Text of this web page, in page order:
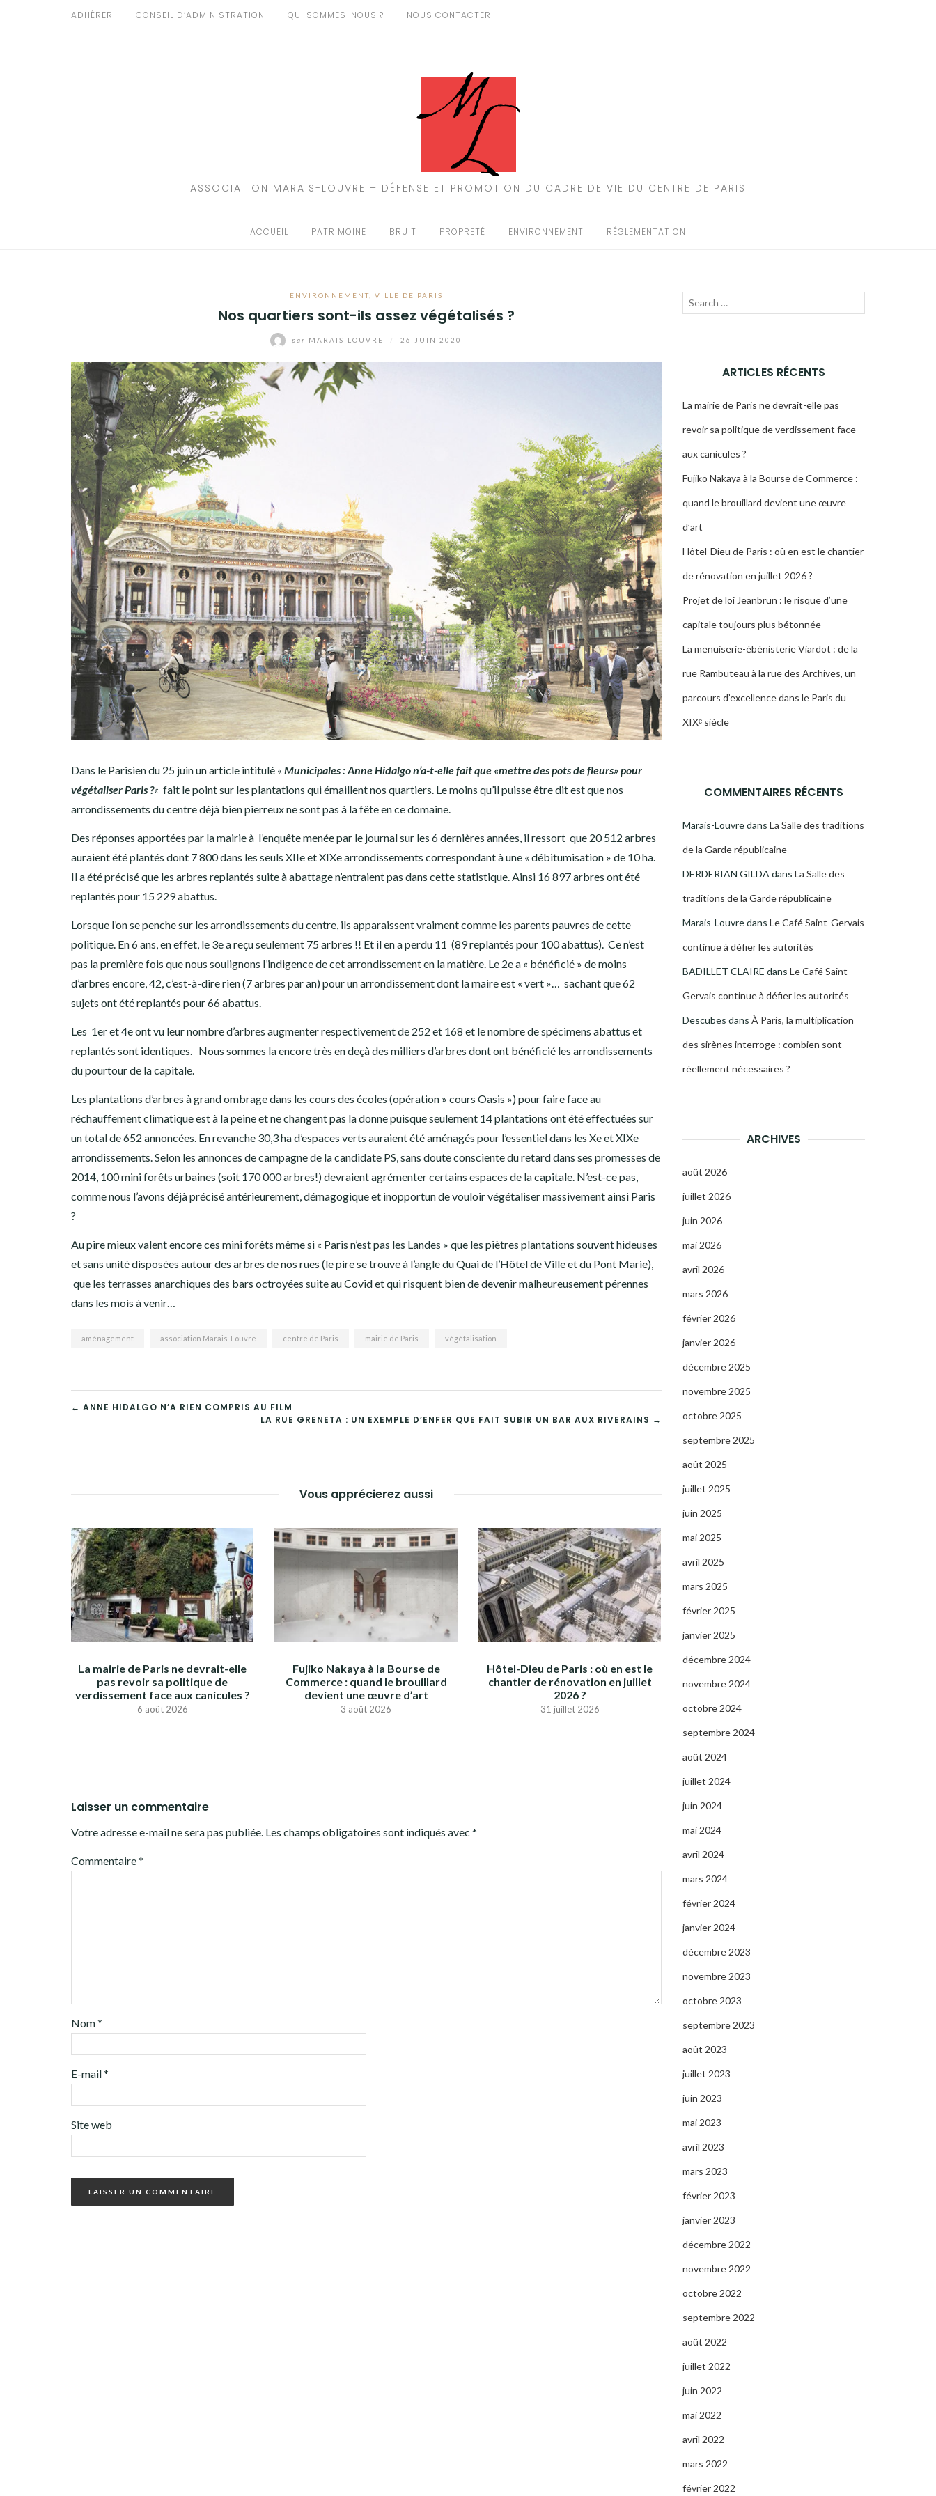
ADHÉRER CONSEIL D’ADMINISTRATION QUI SOMMES-NOUS ? NOUS CONTACTER
ASSOCIATION MARAIS-LOUVRE – DÉFENSE ET PROMOTION DU CADRE DE VIE DU CENTRE DE PARIS
ACCUEIL PATRIMOINE BRUIT PROPRETÉ ENVIRONNEMENT RÉGLEMENTATION
ENVIRONNEMENT, VILLE DE PARIS
Nos quartiers sont-ils assez végétalisés ?
par MARAIS-LOUVRE 26 JUIN 2020
Dans le Parisien du 25 juin un article intitulé « Municipales : Anne Hidalgo n’a-t-elle fait que «mettre des pots de fleurs» pour
végétaliser Paris ?« fait le point sur les plantations qui émaillent nos quartiers. Le moins qu’il puisse être dit est que nos
arrondissements du centre déjà bien pierreux ne sont pas à la fête en ce domaine.
Des réponses apportées par la mairie à l’enquête menée par le journal sur les 6 dernières années, il ressort que 20 512 arbres
auraient été plantés dont 7 800 dans les seuls XIIe et XIXe arrondissements correspondant à une « débitumisation » de 10 ha.
Il a été précisé que les arbres replantés suite à abattage n’entraient pas dans cette statistique. Ainsi 16 897 arbres ont été
replantés pour 15 229 abattus.
Lorsque l’on se penche sur les arrondissements du centre, ils apparaissent vraiment comme les parents pauvres de cette
politique. En 6 ans, en effet, le 3e a reçu seulement 75 arbres !! Et il en a perdu 11 (89 replantés pour 100 abattus). Ce n’est
pas la première fois que nous soulignons l’indigence de cet arrondissement en la matière. Le 2e a « bénéficié » de moins
d’arbres encore, 42, c’est-à-dire rien (7 arbres par an) pour un arrondissement dont la maire est « vert »… sachant que 62
sujets ont été replantés pour 66 abattus.
Les 1er et 4e ont vu leur nombre d’arbres augmenter respectivement de 252 et 168 et le nombre de spécimens abattus et
replantés sont identiques. Nous sommes la encore très en deçà des milliers d’arbres dont ont bénéficié les arrondissements
du pourtour de la capitale.
Les plantations d’arbres à grand ombrage dans les cours des écoles (opération » cours Oasis ») pour faire face au
réchauffement climatique est à la peine et ne changent pas la donne puisque seulement 14 plantations ont été effectuées sur
un total de 652 annoncées. En revanche 30,3 ha d’espaces verts auraient été aménagés pour l’essentiel dans les Xe et XIXe
arrondissements. Selon les annonces de campagne de la candidate PS, sans doute consciente du retard dans ses promesses de
2014, 100 mini forêts urbaines (soit 170 000 arbres!) devraient agrémenter certains espaces de la capitale. N’est-ce pas,
comme nous l’avons déjà précisé antérieurement, démagogique et inopportun de vouloir végétaliser massivement ainsi Paris
?
Au pire mieux valent encore ces mini forêts même si « Paris n’est pas les Landes » que les piètres plantations souvent hideuses
et sans unité disposées autour des arbres de nos rues (le pire se trouve à l’angle du Quai de l’Hôtel de Ville et du Pont Marie),
que les terrasses anarchiques des bars octroyées suite au Covid et qui risquent bien de devenir malheureusement pérennes
dans les mois à venir…
aménagement association Marais-Louvre centre de Paris mairie de Paris végétalisation
NAVIGATION
DE
← ANNE HIDALGO N’A RIEN COMPRIS AU FILM
LA RUE GRENETA : UN EXEMPLE D’ENFER QUE FAIT SUBIR UN BAR AUX RIVERAINS →
Vous apprécierez aussi
La mairie de Paris ne devrait-elle
pas revoir sa politique de
verdissement face aux canicules ?
6 août 2026
Fujiko Nakaya à la Bourse de
Commerce : quand le brouillard
devient une œuvre d’art
3 août 2026
Hôtel-Dieu de Paris : où en est le
chantier de rénovation en juillet
2026 ?
31 juillet 2026
Laisser un commentaire
Votre adresse e-mail ne sera pas publiée. Les champs obligatoires sont indiqués avec *
Commentaire*
Nom*
E-mail*
Site web
Recherche
ARTICLES RÉCENTS
La mairie de Paris ne devrait-elle pas
revoir sa politique de verdissement face
aux canicules ?
Fujiko Nakaya à la Bourse de Commerce :
quand le brouillard devient une œuvre
d’art
Hôtel-Dieu de Paris : où en est le chantier
de rénovation en juillet 2026 ?
Projet de loi Jeanbrun : le risque d’une
capitale toujours plus bétonnée
La menuiserie-ébénisterie Viardot : de la
rue Rambuteau à la rue des Archives, un
parcours d’excellence dans le Paris du
XIXᵉ siècle
COMMENTAIRES RÉCENTS
Marais-Louvredans La Salle des traditions
de la Garde républicaine
DERDERIAN GILDA dans La Salle des
traditions de la Garde républicaine
Marais-Louvredans Le Café Saint-Gervais
continue à défier les autorités
BADILLET CLAIRE dans Le Café Saint-
Gervais continue à défier les autorités
Descubes dans À Paris, la multiplication
des sirènes interroge : combien sont
réellement nécessaires ?
ARCHIVES
août 2026
juillet 2026
juin 2026
mai 2026
avril 2026
mars 2026
février 2026
janvier 2026
décembre 2025
novembre 2025
octobre 2025
septembre 2025
août 2025
juillet 2025
juin 2025
mai 2025
avril 2025
mars 2025
février 2025
janvier 2025
décembre 2024
novembre 2024
octobre 2024
septembre 2024
août 2024
juillet 2024
juin 2024
mai 2024
avril 2024
mars 2024
février 2024
janvier 2024
décembre 2023
novembre 2023
octobre 2023
septembre 2023
août 2023
juillet 2023
juin 2023
mai 2023
avril 2023
mars 2023
février 2023
janvier 2023
décembre 2022
novembre 2022
octobre 2022
septembre 2022
août 2022
juillet 2022
juin 2022
mai 2022
avril 2022
mars 2022
février 2022